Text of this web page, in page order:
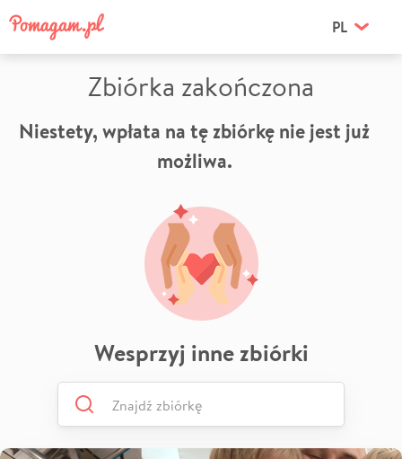
PL
Zbiórka zakończona
Niestety, wpłata na tę zbiórkę nie jest już
możliwa.
Wesprzyj inne zbiórki